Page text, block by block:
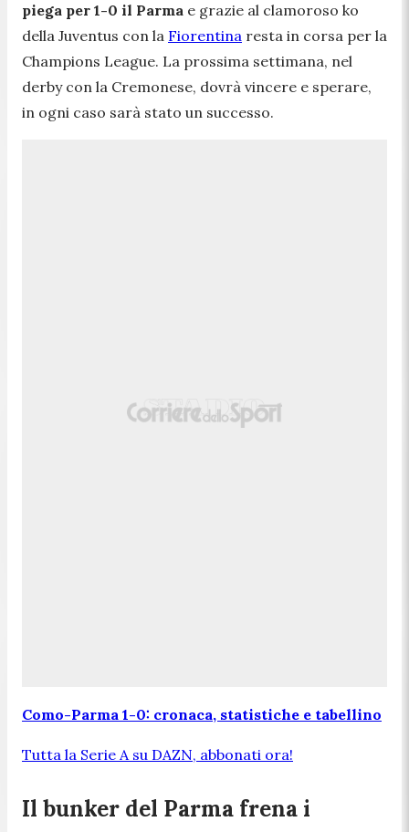
piega per 1-0 il Parma e grazie al clamoroso ko
della Juventus con la Fiorentina resta in corsa per la
Champions League. La prossima settimana, nel
derby con la Cremonese, dovrà vincere e sperare,
in ogni caso sarà stato un successo.
Como-Parma 1-0: cronaca, statistiche e tabellino
Tutta la Serie A su DAZN, abbonati ora!
Il bunker del Parma frena i